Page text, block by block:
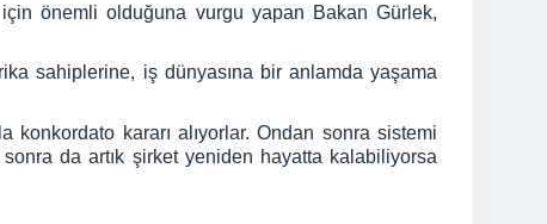
önemli olduğuna vurgu yapan Bakan Gürlek,
sahiplerine, iş dünyasına bir anlamda yaşama
kararı alıyorlar. Ondan sonra sistemi
da artık şirket yeniden hayatta kalabiliyorsa